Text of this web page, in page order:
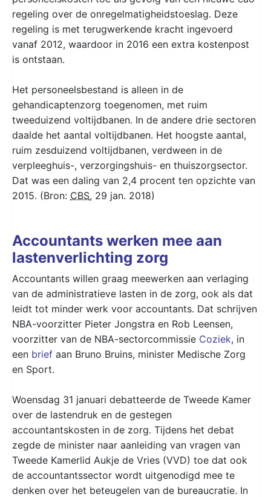
regeling over de onregelmatigheidstoeslag. Deze
regeling is met terugwerkende kracht ingevoerd
vanaf 2012, waardoor in 2016 een extra kostenpost
is ontstaan.
Het personeelsbestand is alleen in de
gehandicaptenzorg toegenomen, met ruim
tweeduizend voltijdbanen. In de andere drie sectoren
daalde het aantal voltijdbanen. Het hoogste aantal,
ruim zesduizend voltijdbanen, verdween in de
verpleeghuis-, verzorgingshuis- en thuiszorgsector.
Dat was een daling van 2,4 procent ten opzichte van
2015. (Bron: CBS, 29 jan. 2018)
Accountants werken mee aan
lastenverlichting zorg
Accountants willen graag meewerken aan verlaging
van de administratieve lasten in de zorg, ook als dat
leidt tot minder werk voor accountants. Dat schrijven
NBA-voorzitter Pieter Jongstra en Rob Leensen,
voorzitter van de NBA-sectorcommissie Coziek, in
een brief aan Bruno Bruins, minister Medische Zorg
en Sport.
Woensdag 31 januari debatteerde de Tweede Kamer
over de lastendruk en de gestegen
accountantskosten in de zorg. Tijdens het debat
zegde de minister naar aanleiding van vragen van
Tweede Kamerlid Aukje de Vries (VVD) toe dat ook
de accountantssector wordt uitgenodigd mee te
denken over het beteugelen van de bureaucratie. In